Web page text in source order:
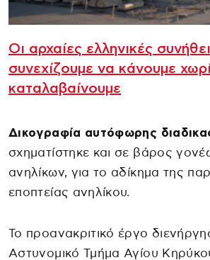
Οι αρχαίες ελληνικές
συνεχίζουμε να κάνουμε
καταλαβαίνουμε
Δικογραφία αυτόφωρης
σχηματίστηκε και σε βάρος
ανηλίκων, για το αδίκημα της
εποπτείας ανηλίκου.
Το προανακριτικό έργο
Αστυνομικό Τμήμα Αγίου